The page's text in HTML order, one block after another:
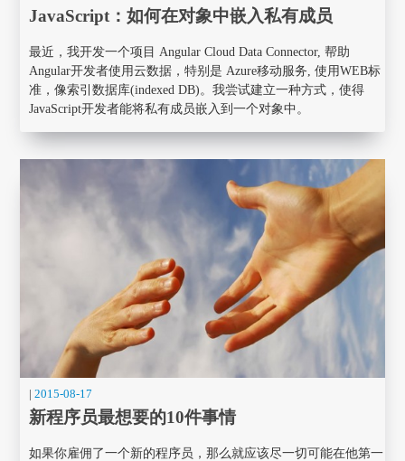
JavaScript：如何在对象中嵌入私有成员
最近，我开发一个项目 Angular Cloud Data Connector, 帮助
Angular开发者使用云数据，特别是 Azure移动服务, 使用WEB标
准，像索引数据库(indexed DB)。我尝试建立一种方式，使得
JavaScript开发者能将私有成员嵌入到一个对象中。
|2015-08-17
新程序员最想要的10件事情
如果你雇佣了一个新的程序员，那么就应该尽一切可能在他第一